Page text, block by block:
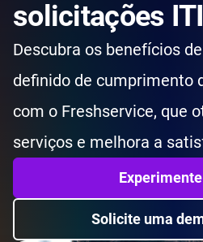
solicitações
Descubra os benefícios
definido de cumprimento
com o Freshservice, que
serviços e melhora a
Solicite uma